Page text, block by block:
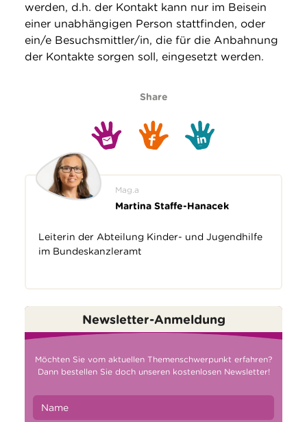
werden, d.h. der Kontakt kann nur im Beisein
einer unabhängigen Person stattfinden, oder
ein/e Besuchsmittler/in, die für die Anbahnung
der Kontakte sorgen soll, eingesetzt werden.
Share
Mag.a
Martina Staffe-Hanacek
Leiterin der Abteilung Kinder- und Jugendhilfe
im Bundeskanzleramt
Newsletter-Anmeldung
Möchten Sie vom aktuellen Themenschwerpunkt erfahren?
Dann bestellen Sie doch unseren kostenlosen Newsletter!